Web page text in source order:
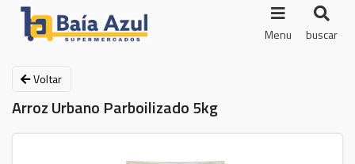
Menu buscar
Voltar
Arroz Urbano Parboilizado 5kg